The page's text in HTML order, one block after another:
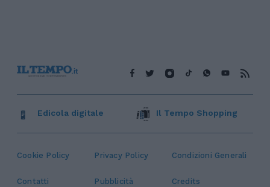
Cookie Policy Privacy Policy Condizioni Generali
Contatti Pubblicità
Credits
Edicola digitale Il Tempo Shopping